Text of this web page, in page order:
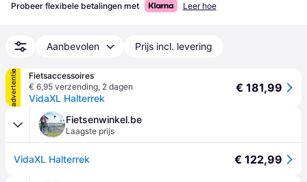
Probeer flexibele betalingen met Leer hoe
Aanbevolen Prijs incl. levering
advertentie
Fietsaccessoires
€ 6,95 verzending, 2 dagen
VidaXL Halterrek
€ 181,99
Fietsenwinkel.be
Laagste prijs
VidaXL Halterrek € 122,99